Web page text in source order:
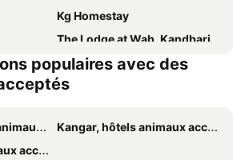
Kg Homestay
The Lodge at Wah, Kandbari
Hostel
The Hood
Site
Lamrin Norwood Green Palampur, Himachal Pradesh
Hardev Residency
populaires avec des
Kangar, hôtels animaux acceptés